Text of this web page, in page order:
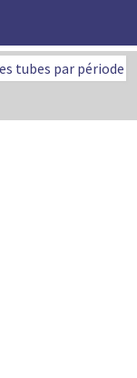
tubes par période